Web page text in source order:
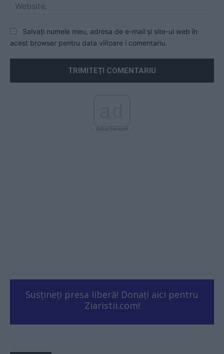
Salvați numele meu, adresa de e-mail și site-ul web în
acest browser pentru data viitoare i comentariu.
- Advertisment -
Susțineți presa liberă! Donați aici pentru
Ziaristii.com!